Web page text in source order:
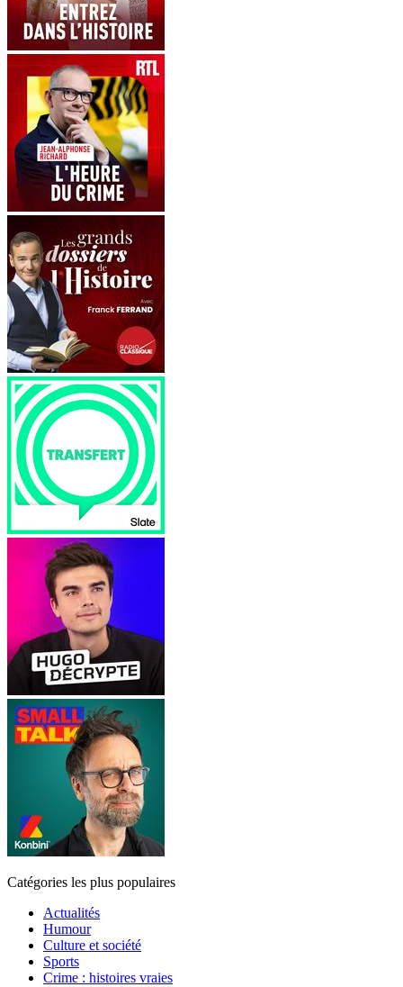
Catégories les plus populaires
Actualités
Humour
Culture et société
Sports
Crime : histoires vraies